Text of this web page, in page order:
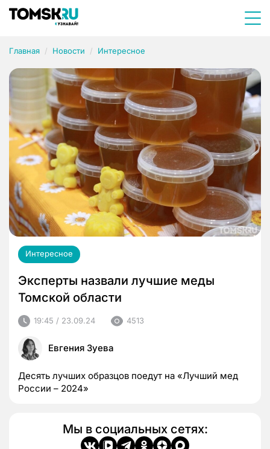
Главная Новости Интересное
Интересное
Эксперты назвали лучшие меды
Томской области
19:45 / 23.09.24 4513
Евгения Зуева
Десять лучших образцов поедут на «Лучший мед
России – 2024»
Мы в социальных сетях: